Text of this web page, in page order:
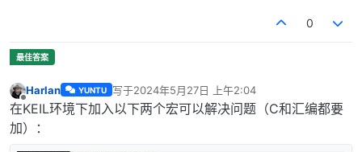
0
离线
Harlan YUNTU 写于2024年5月27日 上午2:04
最后由 编辑
在KEIL环境下加入以下两个宏可以解决问题（C和汇编都要
加）：